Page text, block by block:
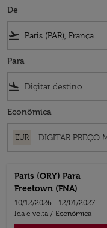
De
flight_takeoff
Para
flight_land
Econômica
EUR
Paris (ORY) Para
Freetown (FNA)
10/12/2026 - 12/01/2027
Ida e volta / Econômica